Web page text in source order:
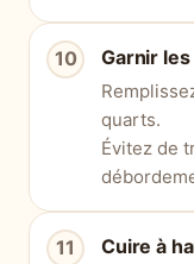
Garnir
quarts.
Évitez de
Cuire à